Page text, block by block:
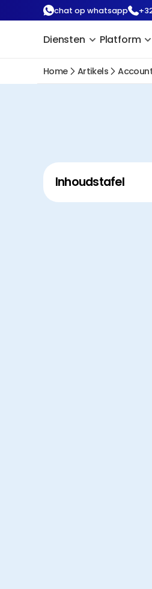
chat op whatsapp
Diensten Platform
Home Artikels
Inhoudstafel